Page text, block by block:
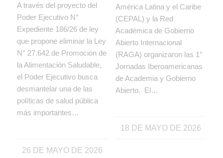
A través del proyecto del
Poder Ejecutivo N°
Expediente 186/26 de ley
que propone eliminar la Ley
N° 27.642 de Promoción de
la Alimentación Saludable,
el Poder Ejecutivo busca
desmantelar una de las
políticas de salud pública
más importantes…
26 DE MAYO DE 2026
América Latina y el Caribe
(CEPAL) y la Red
Académica de Gobierno
Abierto Internacional
(RAGA) organizaron las 1°
Jornadas Iberoamericanas
de Academia y Gobierno
Abierto. El…
18 DE MAYO DE 2026